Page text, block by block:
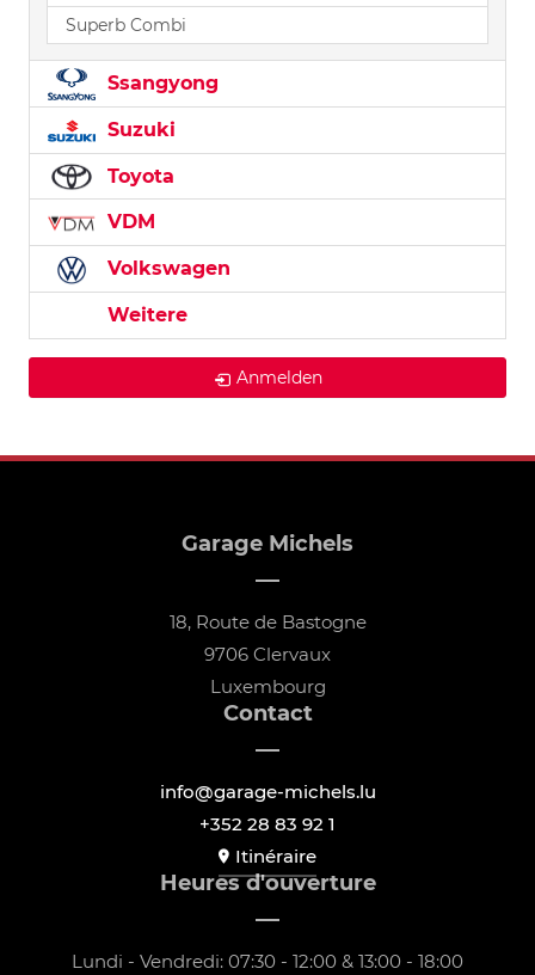
Superb Combi
Ssangyong
Suzuki
Toyota
VDM
Volkswagen
Weitere
Anmelden
Garage Michels
18, Route de Bastogne
9706 Clervaux
Luxembourg
Contact
info@garage-michels.lu
+352 28 83 92 1
Itinéraire
Heures d'ouverture
Lundi - Vendredi: 07:30 - 12:00 & 13:00 - 18:00